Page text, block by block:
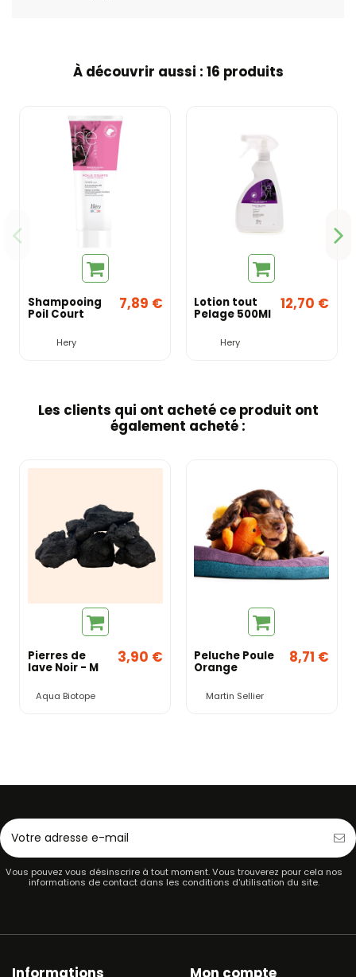
À découvrir aussi : 16 produits
Shampooing
Poil Court
Hery
7,89 € Lotion tout
Pelage 500Ml
Hery
12,70 €
Les clients qui ont acheté ce produit ont
également acheté :
Pierres de
lave Noir - M
Aqua Biotope
3,90 € Peluche Poule
Orange
Martin Sellier
8,71 €
Vous pouvez vous désinscrire à tout moment. Vous trouverez pour cela nos
informations de contact dans les conditions d'utilisation du site.
Informations Mon compte